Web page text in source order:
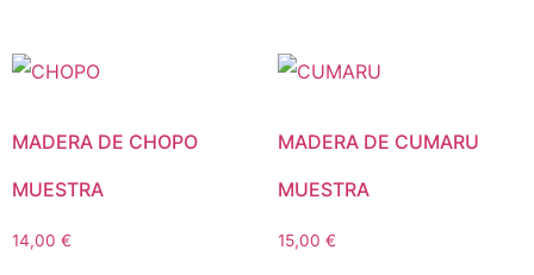
MADERA DE CHOPO
MUESTRA
14,00 €
MADERA DE CUMARU
MUESTRA
15,00 €